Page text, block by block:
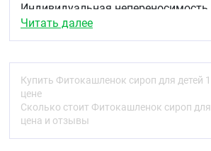
Индивидуальная непереносимость
Перед применением
Специальные указания
Перед применением рекомендуется
проконсультироваться с врачом-
Условия хранения
Читать далее
Купить Фитокашленок сироп для детей
цене
Сколько стоит Фитокашленок сироп
цена и отзывы